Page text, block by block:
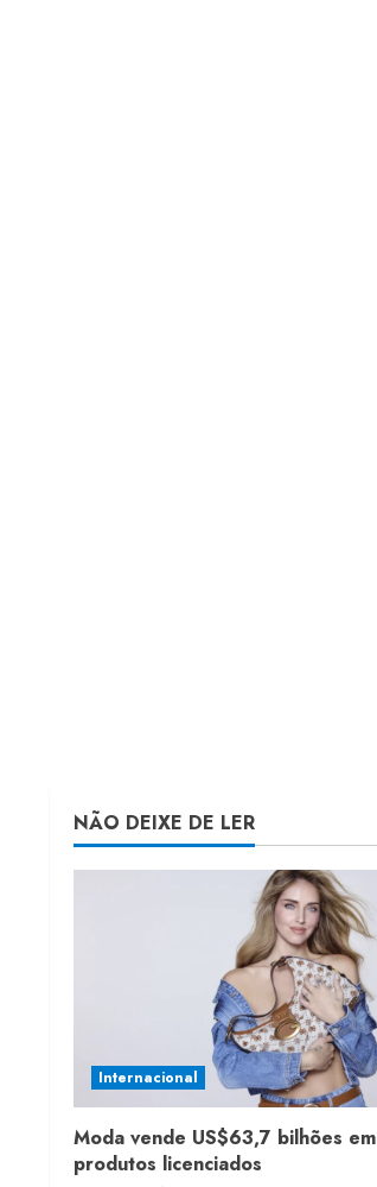
NÃO DEIXE DE LER
Internacional
Moda vende US$63,7 bilhões em
produtos licenciados